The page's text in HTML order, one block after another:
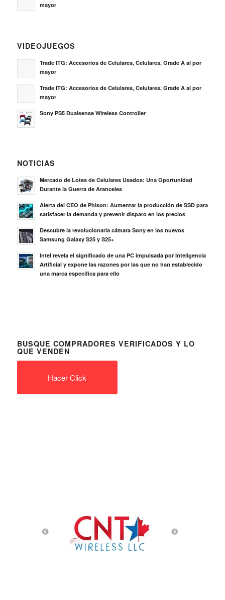
mayor
VIDEOJUEGOS
Trade ITG: Accesorios de Celulares, Celulares, Grade A al por
mayor
Trade ITG: Accesorios de Celulares, Celulares, Grade A al por
mayor
Sony PS5 Dualsense Wireless Controller
NOTICIAS
Mercado de Lotes de Celulares Usados: Una Oportunidad
Durante la Guerra de Aranceles
Alerta del CEO de Phison: Aumentar la producción de SSD para
satisfacer la demanda y prevenir disparo en los precios
Descubre la revolucionaria cámara Sony en los nuevos
Samsung Galaxy S25 y S25+
Intel revela el significado de una PC impulsada por Inteligencia
Artificial y expone las razones por las que no han establecido
una marca específica para ello
BUSQUE COMPRADORES VERIFICADOS Y LO
QUE VENDEN
Hacer Click